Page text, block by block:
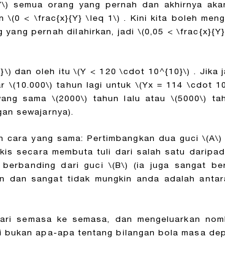
semua orang yang pernah dan akhirnya
\(0 < \frac{x}{Y} \leq 1\) . Kini kita boleh
yang pernah dilahirkan, jadi \(0,05 <
dan oleh itu\(Y < 120 \cdot 10^{10}\) . Jika
\(10.000\) tahun lagi untuk \(Yx = 114 \cdot
sama \(2000\) tahun lalu atau \(5000\)
sewajarnya).
yang sama: Pertimbangkan dua guci \(A\)
secara membuta tuli dari salah satu
berbanding dari guci\(B\) (ia juga sangat
dan sangat tidak mungkin anda adalah
semasa ke semasa, dan mengeluarkan
apa-apa tentang bilangan bola masa